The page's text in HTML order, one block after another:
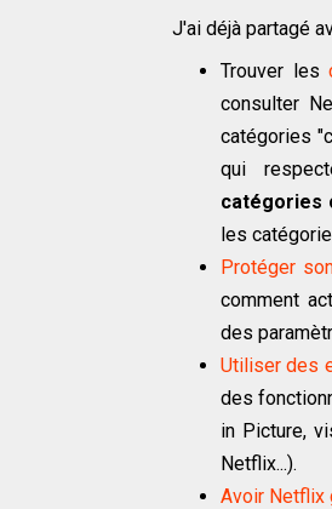
J'ai déjà partagé
Trouver les
consulter
catégories
qui
catégories
les
Protéger
comment
des
Utiliser des
des
in Picture,
Netflix...).
Avoir Netflix